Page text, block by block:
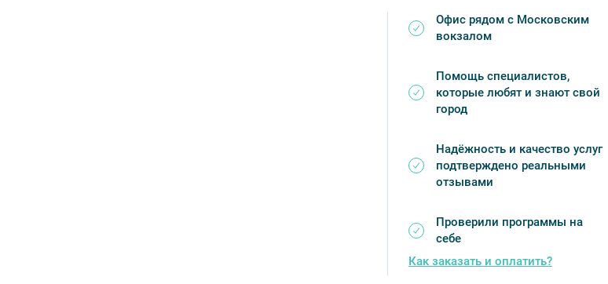
Офис рядом с Московским
вокзалом
Помощь специалистов,
которые любят и знают свой
город
Надёжность и качество услуг
подтверждено реальными
отзывами
Проверили программы на
себе
Как заказать и оплатить?